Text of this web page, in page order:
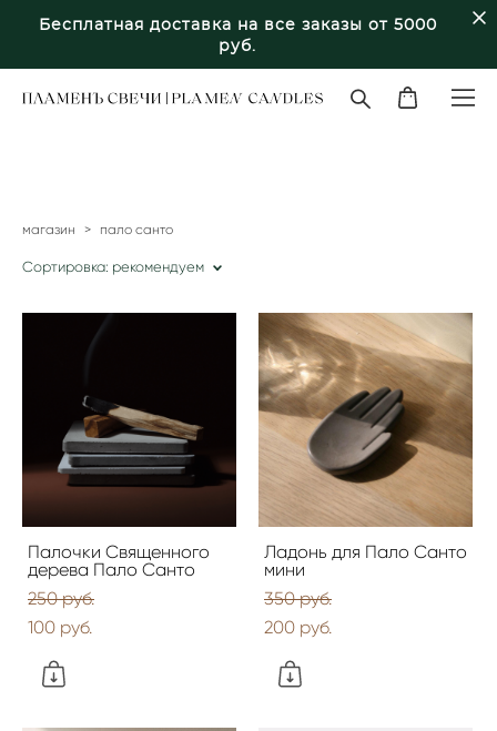
Бесплатная доставка на все заказы от 5000
руб.
магазин > пало санто
Сортировка: рекомендуем
Палочки Священного
дерева Пало Санто
250 pуб.
100 pуб.
Ладонь для Пало Санто
мини
350 pуб.
200 pуб.